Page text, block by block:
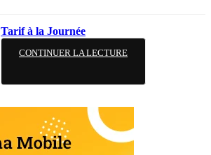
Tarif à la Journée
CONTINUER LA LECTURE